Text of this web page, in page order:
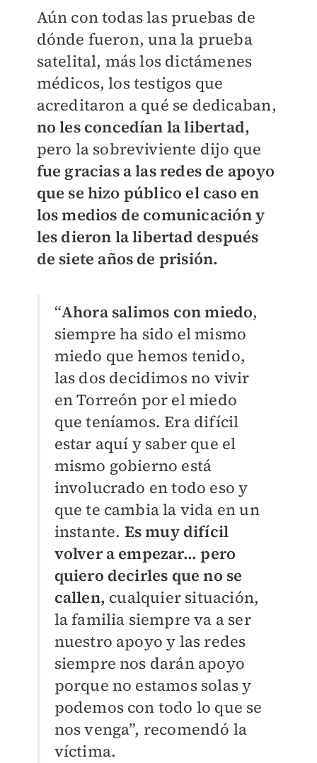
Aún con todas las pruebas de
dónde fueron, una la prueba
satelital, más los dictámenes
médicos, los testigos que
acreditaron a qué se dedicaban,
no les concedían la libertad,
pero la sobreviviente dijo que
fue gracias a las redes de apoyo
que se hizo público el caso en
los medios de comunicación y
les dieron la libertad después
de siete años de prisión.
“Ahora salimos con miedo,
siempre ha sido el mismo
miedo que hemos tenido,
las dos decidimos no vivir
en Torreón por el miedo
que teníamos. Era difícil
estar aquí y saber que el
mismo gobierno está
involucrado en todo eso y
que te cambia la vida en un
instante. Es muy difícil
volver a empezar... pero
quiero decirles que no se
callen, cualquier situación,
la familia siempre va a ser
nuestro apoyo y las redes
siempre nos darán apoyo
porque no estamos solas y
podemos con todo lo que se
nos venga”, recomendó la
víctima.